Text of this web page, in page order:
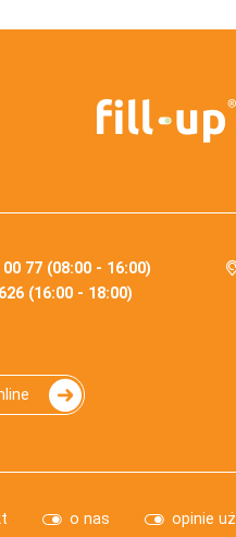
77 (08:00 - 16:00)
(16:00 - 18:00)
o nas opinie